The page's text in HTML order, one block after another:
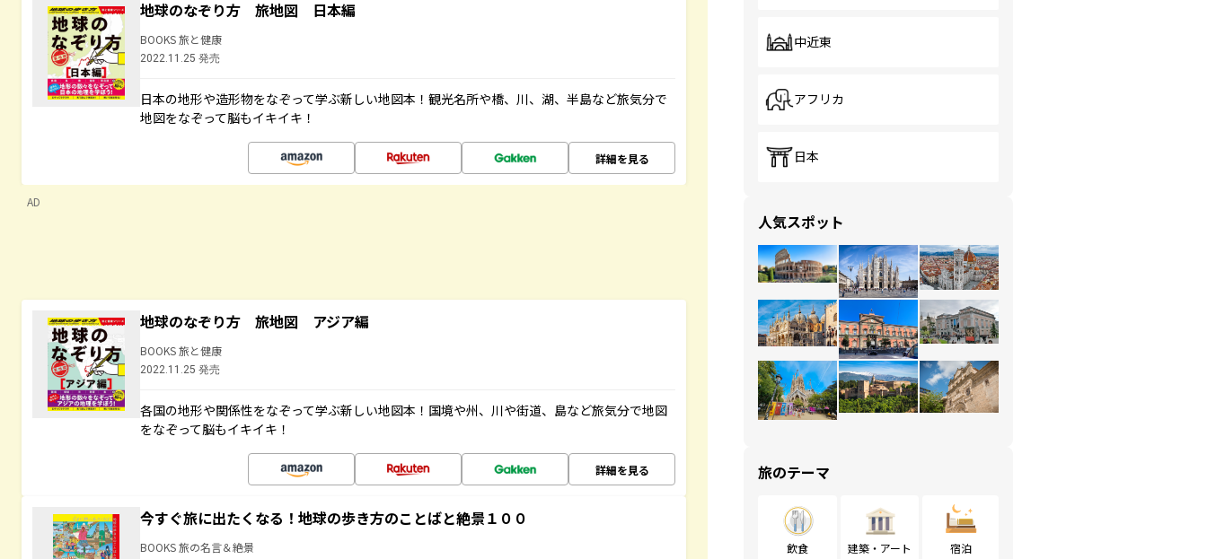
地球のなぞり方 旅地図 日本編
BOOKS 旅と健康
2022.11.25 発売
日本の地形や造形物をなぞって学ぶ新しい地図本！観光名所や橋、川、湖、半島など旅気分で
地図をなぞって脳もイキイキ！
詳細を見る
AD
地球のなぞり方 旅地図 アジア編
BOOKS 旅と健康
2022.11.25 発売
各国の地形や関係性をなぞって学ぶ新しい地図本！国境や州、川や街道、島など旅気分で地図
をなぞって脳もイキイキ！
詳細を見る
今すぐ旅に出たくなる！地球の歩き方のことばと絶景１００
BOOKS 旅の名言＆絶景
中近東
アフリカ
日本
人気スポット
旅のテーマ
飲食 建築・アート 宿泊